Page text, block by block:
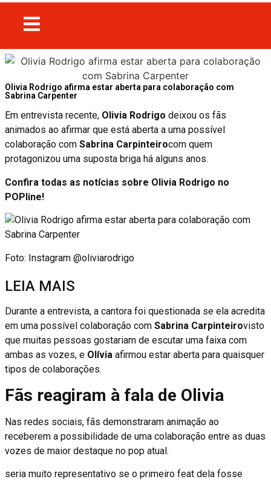
Olivia Rodrigo afirma estar aberta para colaboração com
Sabrina Carpenter
Em entrevista recente, Olivia Rodrigo deixou os fãs
animados ao afirmar que está aberta a uma possível
colaboração com Sabrina Carpinteirocom quem
protagonizou uma suposta briga há alguns anos.
Confira todas as notícias sobre Olivia Rodrigo no
POPline!
Foto: Instagram @oliviarodrigo
LEIA MAIS
Durante a entrevista, a cantora foi questionada se ela acredita
em uma possível colaboração com Sabrina Carpinteirovisto
que muitas pessoas gostariam de escutar uma faixa com
ambas as vozes, e Olívia afirmou estar aberta para quaisquer
tipos de colaborações.
Fãs reagiram à fala de Olivia
Nas redes sociais, fãs demonstraram animação ao
receberem a possibilidade de uma colaboração entre as duas
vozes de maior destaque no pop atual.
seria muito representativo se o primeiro feat dela fosse